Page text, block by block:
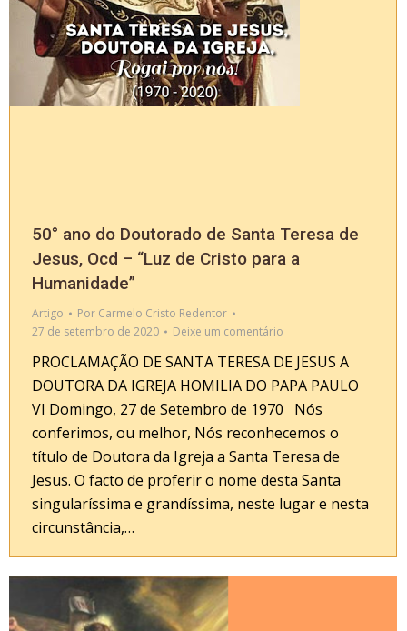
50° ano do Doutorado de Santa Teresa de
Jesus, Ocd – “Luz de Cristo para a
Humanidade”
Artigo Por Carmelo Cristo Redentor
27 de setembro de 2020
Deixe um comentário
PROCLAMAÇÃO DE SANTA TERESA DE JESUS A
DOUTORA DA IGREJA HOMILIA DO PAPA PAULO
VI Domingo, 27 de Setembro de 1970 Nós
conferimos, ou melhor, Nós reconhecemos o
título de Doutora da Igreja a Santa Teresa de
Jesus. O facto de proferir o nome desta Santa
singularíssima e grandíssima, neste lugar e nesta
circunstância,…